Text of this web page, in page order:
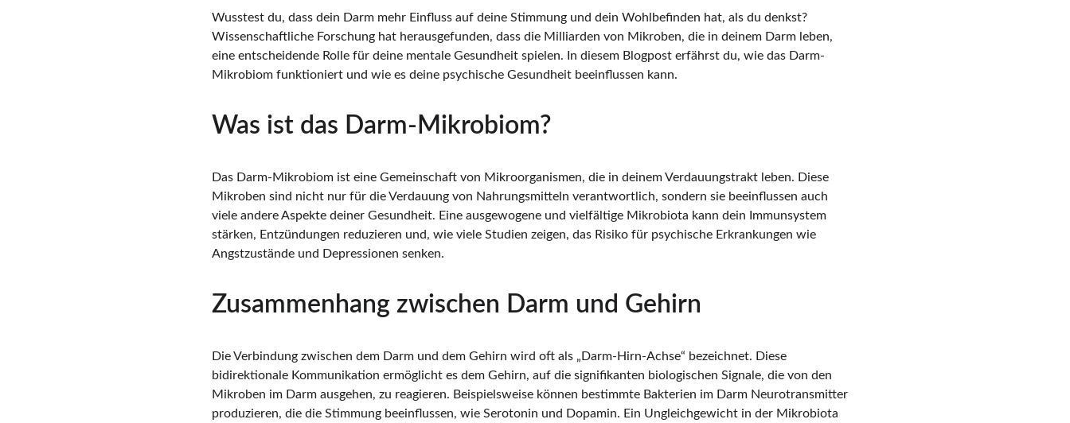
Wusstest du, dass dein Darm mehr Einfluss auf deine Stimmung und dein Wohlbefinden hat, als du denkst?
Wissenschaftliche Forschung hat herausgefunden, dass die Milliarden von Mikroben, die in deinem Darm leben,
eine entscheidende Rolle für deine mentale Gesundheit spielen. In diesem Blogpost erfährst du, wie das Darm-
Mikrobiom funktioniert und wie es deine psychische Gesundheit beeinflussen kann.
Was ist das Darm-Mikrobiom?
Das Darm-Mikrobiom ist eine Gemeinschaft von Mikroorganismen, die in deinem Verdauungstrakt leben. Diese
Mikroben sind nicht nur für die Verdauung von Nahrungsmitteln verantwortlich, sondern sie beeinflussen auch
viele andere Aspekte deiner Gesundheit. Eine ausgewogene und vielfältige Mikrobiota kann dein Immunsystem
stärken, Entzündungen reduzieren und, wie viele Studien zeigen, das Risiko für psychische Erkrankungen wie
Angstzustände und Depressionen senken.
Zusammenhang zwischen Darm und Gehirn
Die Verbindung zwischen dem Darm und dem Gehirn wird oft als „Darm-Hirn-Achse“ bezeichnet. Diese
bidirektionale Kommunikation ermöglicht es dem Gehirn, auf die signifikanten biologischen Signale, die von den
Mikroben im Darm ausgehen, zu reagieren. Beispielsweise können bestimmte Bakterien im Darm Neurotransmitter
produzieren, die die Stimmung beeinflussen, wie Serotonin und Dopamin. Ein Ungleichgewicht in der Mikrobiota